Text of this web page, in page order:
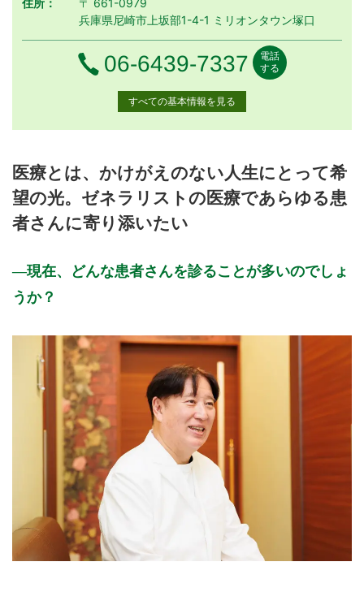
住所：
〒 661-0979
兵庫県尼崎市上坂部1-4-1 ミリオンタウン塚口
電話番号
06-6439-7337
電話
する
すべての基本情報を見る
9:00～12:00
● ● ● ●
●
10:00～13:00
●
16:00～19:00
●
●
休診日: 水、祝、年末年始
備考: 【訪問診療】
発熱症状のある患者さんへ
発熱、咳、喉の痛みなど、風邪のような症状がある方は、事前
の電話予約やオンライン予約は不要です。
診療時間内に直接クリニックへお越しいただき、受付にその旨
をお申し出ください。発熱症状のある患者さんには、迅速かつ
適切な診療体制を確保するため、来院順にご案内させていただ
いております。
ご来院時のお願い
保険証を必ずお持ちください。
診察券をお持ちの方はご持参ください。
受付にて「発熱症状がある」旨をお伝えください。
院内感染防止のため、マスクの着用にご協力をお願いいたしま
医療とは、かけがえのない人生にとって希
望の光。ゼネラリストの医療であらゆる患
者さんに寄り添いたい
現在、どんな患者さんを診ることが多いのでしょ
うか？